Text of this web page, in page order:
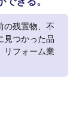
の残置物、不
見つかった品
リフォーム業